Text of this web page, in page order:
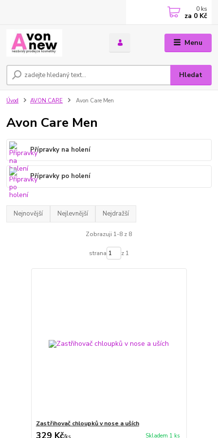
Menu
Hledat
0 ks
za 0 Kč
Úvod AVON CARE Avon Care Men
Avon Care Men
Přípravky na holení
Přípravky po holení
Nejnovější Nejlevnější Nejdražší
Zobrazuji 1-8 z 8
strana z 1
Zastřihovač chloupků v nose a uších
329 Kč/ks Skladem 1 ks